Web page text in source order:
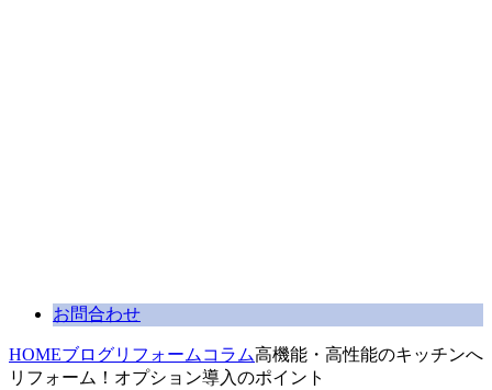
お問合わせ
HOMEブログリフォームコラム高機能・高性能のキッチンへ
リフォーム！オプション導入のポイント